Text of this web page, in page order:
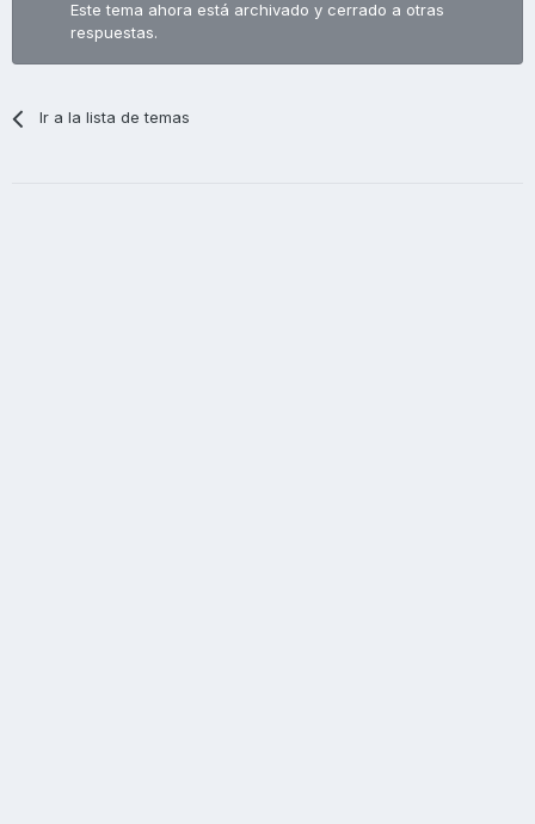
Este tema ahora está archivado y cerrado a otras
respuestas.
Ir a la lista de temas